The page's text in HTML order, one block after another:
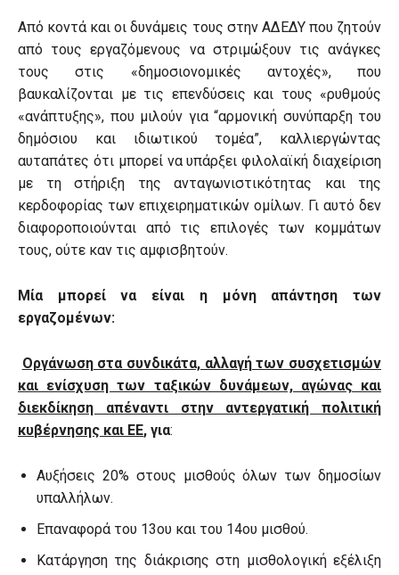
Από κοντά και οι δυνάμεις τους στην ΑΔΕΔΥ που ζητούν
από τους εργαζόμενους να στριμώξουν τις ανάγκες
τους στις «δημοσιονομικές αντοχές», που
βαυκαλίζονται με τις επενδύσεις και τους «ρυθμούς
«ανάπτυξης», που μιλούν για “αρμονική συνύπαρξη του
δημόσιου και ιδιωτικού τομέα”, καλλιεργώντας
αυταπάτες ότι μπορεί να υπάρξει φιλολαϊκή διαχείριση
με τη στήριξη της ανταγωνιστικότητας και της
κερδοφορίας των επιχειρηματικών ομίλων. Γι αυτό δεν
διαφοροποιούνται από τις επιλογές των κομμάτων
τους, ούτε καν τις αμφισβητούν.
Μία μπορεί να είναι η μόνη απάντηση των
εργαζομένων:
Οργάνωση στα συνδικάτα, αλλαγή των συσχετισμών
και ενίσχυση των ταξικών δυνάμεων, αγώνας και
διεκδίκηση απέναντι στην αντεργατική πολιτική
κυβέρνησης και ΕΕ, για:
Αυξήσεις 20% στους μισθούς όλων των δημοσίων
υπαλλήλων.
Επαναφορά του 13ου και του 14ου μισθού.
Κατάργηση της διάκρισης στη μισθολογική εξέλιξη